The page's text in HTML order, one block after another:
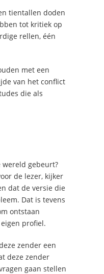
tientallen doden
tot kritiek op
rellen, één
met een
van het conflict
die als
gebeurt?
de lezer, kijker
dat de versie die
Dat is tevens
ontstaan
profiel.
zender een
deze zender
gaan stellen